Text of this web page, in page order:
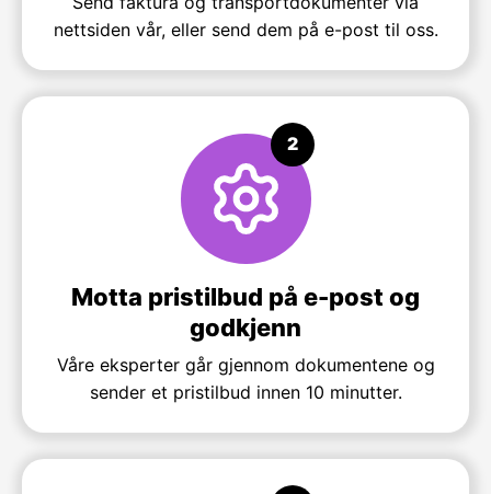
nettsiden vår, eller send dem på e-post til oss.
2
Motta pristilbud på e-post og
godkjenn
Våre eksperter går gjennom dokumentene og
sender et pristilbud innen 10 minutter.